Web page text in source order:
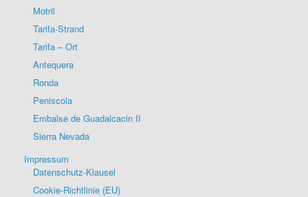
Motril
Tarifa-Strand
Tarifa – Ort
Antequera
Ronda
Peniscola
Embalse de Guadalcacin II
Sierra Nevada
Impressum
Datenschutz-Klausel
Cookie-Richtlinie (EU)